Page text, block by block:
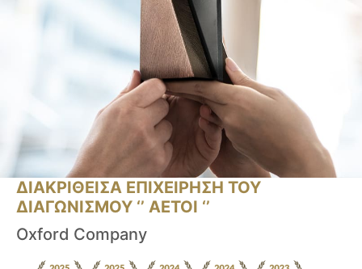
ΔΙΑΚΡΙΘΕΙΣΑ ΕΠΙΧΕΙΡΗΣΗ ΤΟΥ
ΔΙΑΓΩΝΙΣΜΟΥ ‘’ ΑΕΤΟΙ ‘’
Oxford Company